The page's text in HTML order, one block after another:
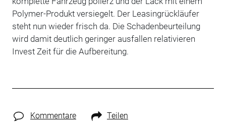
Polymer-Produkt versiegelt. Der Leasingrückläufer
steht nun wieder frisch da. Die Schadenbeurteilung
wird damit deutlich geringer ausfallen relativieren
Invest Zeit für die Aufbereitung.
Kommentare Teilen